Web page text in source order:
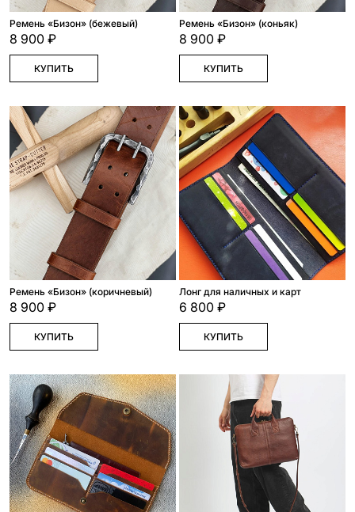
Ремень «Бизон» (бежевый)
8 900 ₽
КУПИТЬ
Ремень «Бизон» (коньяк)
8 900 ₽
КУПИТЬ
Ремень «Бизон» (коричневый)
8 900 ₽
КУПИТЬ
Лонг для наличных и карт
6 800 ₽
КУПИТЬ